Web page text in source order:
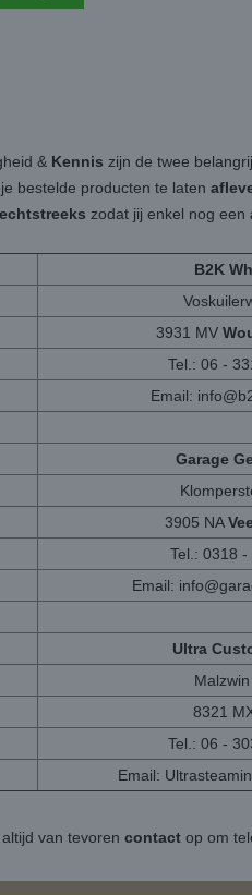
& Kennis zijn de twee
bestelde producten te laten
zodat jij enkel nog een
B2K
3931 MV
Tel.: 06 -
Email:
Garage
3905 NA
Tel.: 0318 -
Email:
Ultra
8321
Tel.: 06 -
Email:
van tevoren contact op om